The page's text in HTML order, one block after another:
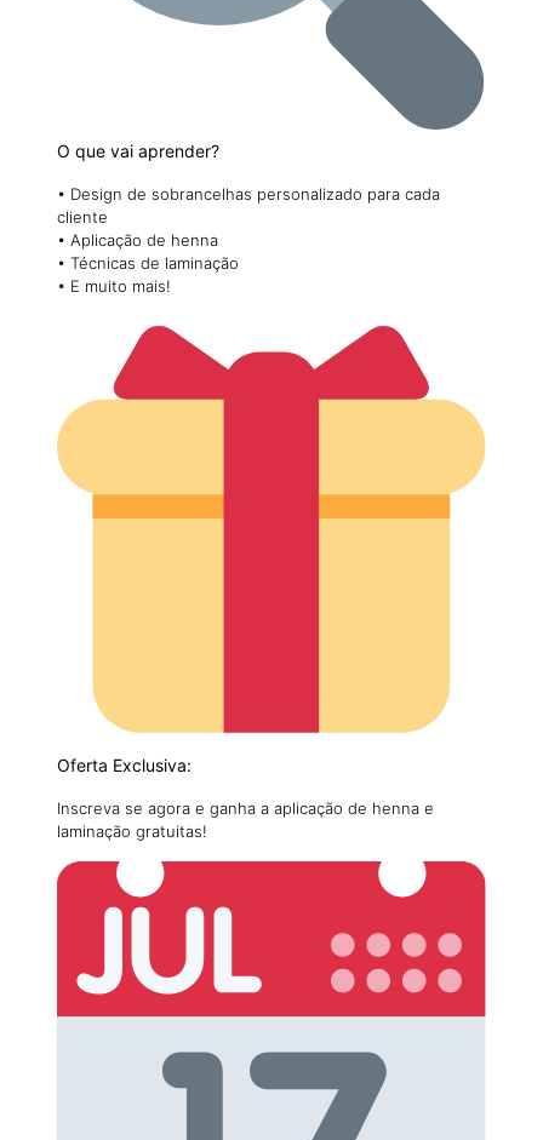
O que vai aprender?
• Design de sobrancelhas personalizado para cada
cliente
• Aplicação de henna
• Técnicas de laminação
• E muito mais!
Oferta Exclusiva:
Inscreva se agora e ganha a aplicação de henna e
laminação gratuitas!